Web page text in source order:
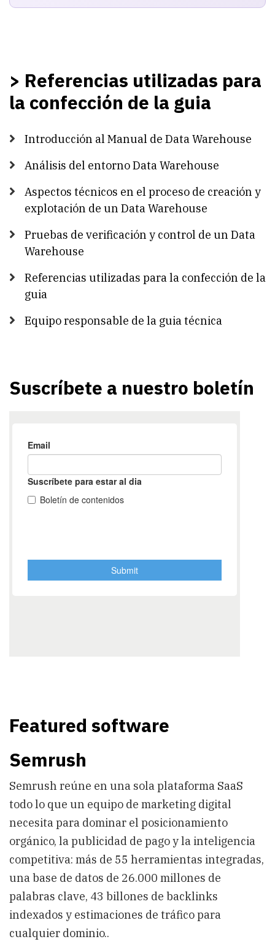
> Referencias utilizadas para
la confección de la guia
Introducción al Manual de Data Warehouse
Análisis del entorno Data Warehouse
Aspectos técnicos en el proceso de creación y
explotación de un Data Warehouse
Pruebas de verificación y control de un Data
Warehouse
Referencias utilizadas para la confección de la
guia
Equipo responsable de la guia técnica
Suscríbete a nuestro boletín
Featured software
Semrush
Semrush reúne en una sola plataforma SaaS
todo lo que un equipo de marketing digital
necesita para dominar el posicionamiento
orgánico, la publicidad de pago y la inteligencia
competitiva: más de 55 herramientas integradas,
una base de datos de 26.000 millones de
palabras clave, 43 billones de backlinks
indexados y estimaciones de tráfico para
cualquier dominio..